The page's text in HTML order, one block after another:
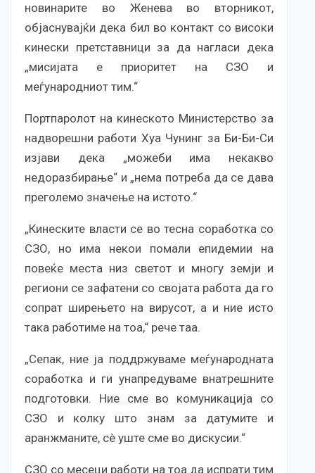
новинарите во Женева во вторникот,
објаснувајќи дека бил во контакт со високи
кинески претставници за да нагласи дека
„мисијата е приоритет на СЗО и
меѓународниот тим.“
Портпаролот на кинеското Министерство за
надворешни работи Хуа Чунинг за Би-Би-Си
изјави дека „можеби има некакво
недоразбирање“ и „нема потреба да се дава
преголемо значење на истото.“
„Кинеските власти се во тесна соработка со
СЗО, но има некои помали епидемии на
повеќе места низ светот и многу земји и
региони се зафатени со својата работа да го
сопрат ширењето на вирусот, а и ние исто
така работиме на тоа,“ рече таа.
„Сепак, ние ја поддржуваме меѓународната
соработка и ги унапредуваме внатрешните
подготовки. Ние сме во комуникација со
СЗО и колку што знам за датумите и
аранжманите, сè уште сме во дискусии.“
СЗО со месеци работи на тоа да испрати тим